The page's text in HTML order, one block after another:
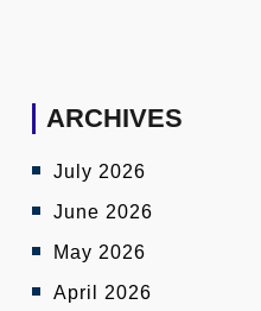
ARCHIVES
July 2026
June 2026
May 2026
April 2026